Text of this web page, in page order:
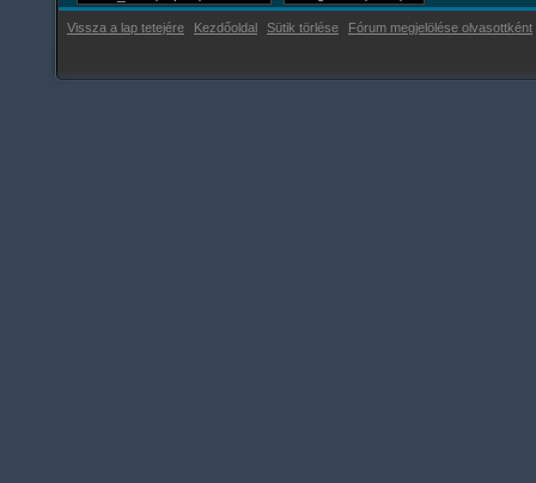
Vissza a lap tetejére Kezdőoldal Sütik törlése Fórum megjelölése olvasottként